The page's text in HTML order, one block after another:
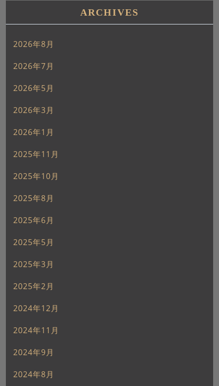
ARCHIVES
2026年8月
2026年7月
2026年5月
2026年3月
2026年1月
2025年11月
2025年10月
2025年8月
2025年6月
2025年5月
2025年3月
2025年2月
2024年12月
2024年11月
2024年9月
2024年8月